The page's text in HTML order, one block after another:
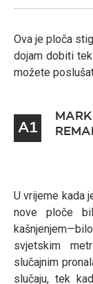
Ova je ploča
dojam dobiti
možete
A1
U vrijeme kada
nove ploče
svjetskim
slučajnim
slučaju, tek